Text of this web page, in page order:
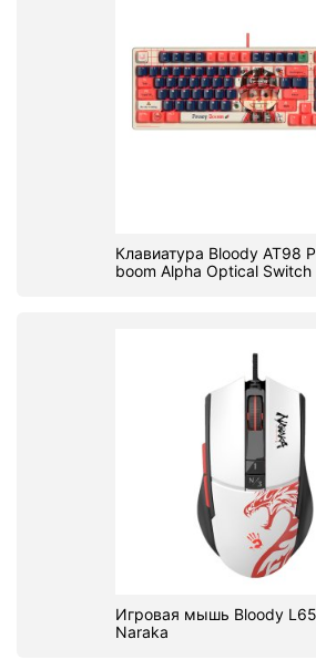
Клавиатура Bloody AT98
boom Alpha Optical Switch
Игровая мышь Bloody
Naraka